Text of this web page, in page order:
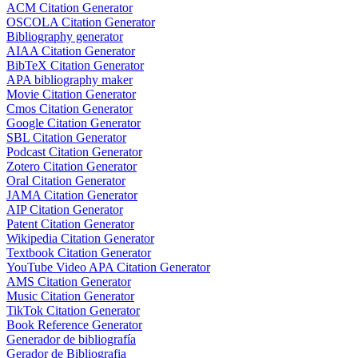
ACM Citation Generator
OSCOLA Citation Generator
Bibliography generator
AIAA Citation Generator
BibTeX Citation Generator
APA bibliography maker
Movie Citation Generator
Cmos Citation Generator
Google Citation Generator
SBL Citation Generator
Podcast Citation Generator
Zotero Citation Generator
Oral Citation Generator
JAMA Citation Generator
AIP Citation Generator
Patent Citation Generator
Wikipedia Citation Generator
Textbook Citation Generator
YouTube Video APA Citation Generator
AMS Citation Generator
Music Citation Generator
TikTok Citation Generator
Book Reference Generator
Generador de bibliografía
Gerador de Bibliografia